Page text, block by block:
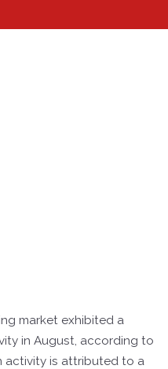
market exhibited a
in August, according to
activity is attributed to a